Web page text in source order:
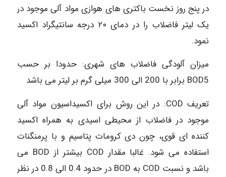
در پنج روز نخست باکتری های هوازی مواد آلی موجود در
یک لیتر فاضلاب را در دمای ۲۰ درجه سانتیگراد اکسید
نمود.
میزان آلودگی فاضلاب های شهری: حدودا بر حسب
BOD5 برابر با 200 الی 300 میلی گرم بر لیتر می باشد
تعریف COD: در این روش برای اکسیداسیون مواد آلی
موجود در فاضلاب از محیطی اسیدی به همراه اکسید
کننده ای قوی، چون دی کرومات پتاسیم و با پرمنگنات
استفاده می شود. غالبا مقدار COD بیشتر از BOD می
باشد و نسبت COD به BOD در حدود 0.4 الی 0.8 در نظر